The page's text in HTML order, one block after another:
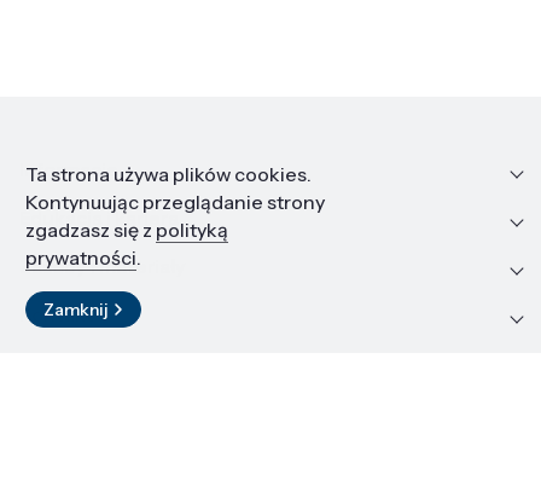
Informacje
Edukacja i kariera
Zasoby i materiały
Kontakt
Ta strona używa plików cookies.
Kontynuując przeglądanie strony
zgadzasz się z polityką
prywatności.
Zamknij